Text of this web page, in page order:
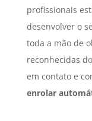
profissionais
desenvolver o
toda a mão de
reconhecidas
em contato e
enrolar